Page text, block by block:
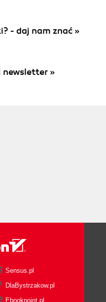
- daj nam znać »
newsletter »
Sensus.pl
DlaBystrzakow.pl
Ebookpoint.pl